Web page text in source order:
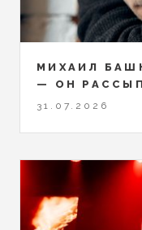
МИХАИЛ
— ОН
31.07.2026